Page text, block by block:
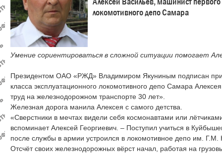
локомотивного депо Самара
Умение сориентироваться в сложной ситуации помогает
Президентом ОАО «РЖД» Владимиром Якуниным подписан
класса эксплуатационного локомотивного депо Самара
труд на железнодорожном транспорте 30 лет».
Железная дорога манила Алексея с самого детства.
«Сверстники в мечтах видели себя космонавтами или
вспоминает Алексей Георгиевич. – Поступил учиться в
после службы в армии устроился в локомотивное депо им. Г.М.
Отсчёт своих железнодорожных вёрст начал, работая на